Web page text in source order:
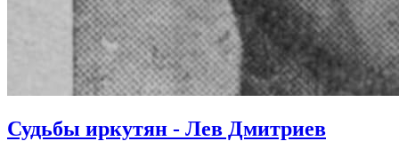
Судьбы иркутян - Лев Дмитриев